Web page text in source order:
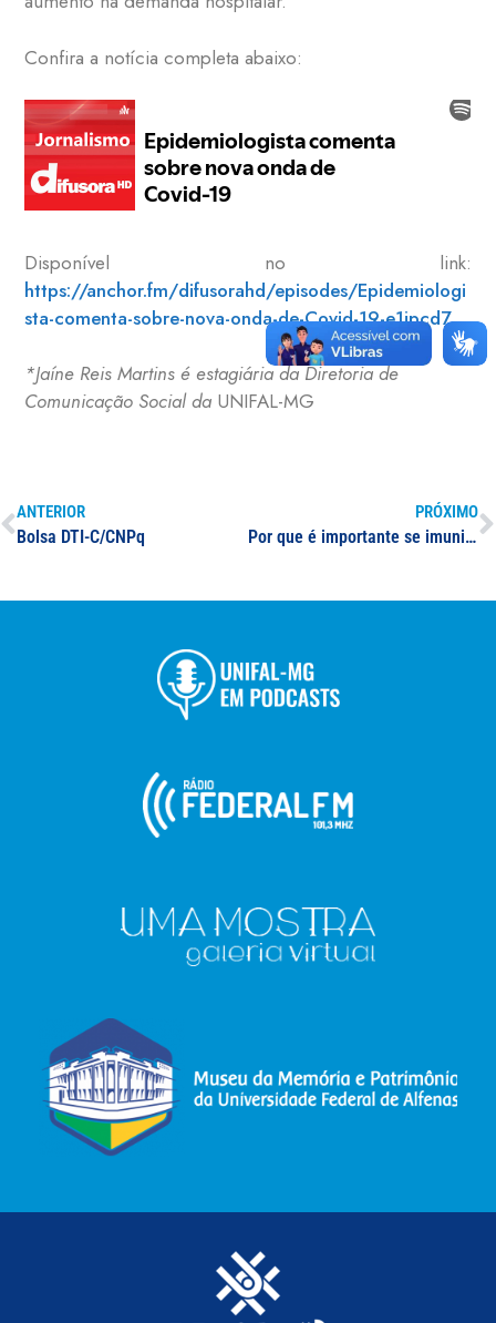
Confira a notícia completa abaixo:
Disponível no link:
https://anchor.fm/difusorahd/episodes/Epidemiologi
sta-comenta-sobre-nova-onda-de-Covid-19-e1jpcd7
*Jaíne Reis Martins é estagiária da Diretoria de
Comunicação Social da UNIFAL-MG
ANTERIOR
Bolsa DTI-C/CNPq
PRÓXIMO
Por que é importante se imunizar contra doenças? Em entrevista, especialistas da UNIFAL-MG esclarecem dúvidas sobre vacinação, reações comuns e imunização para diferentes faixas etárias